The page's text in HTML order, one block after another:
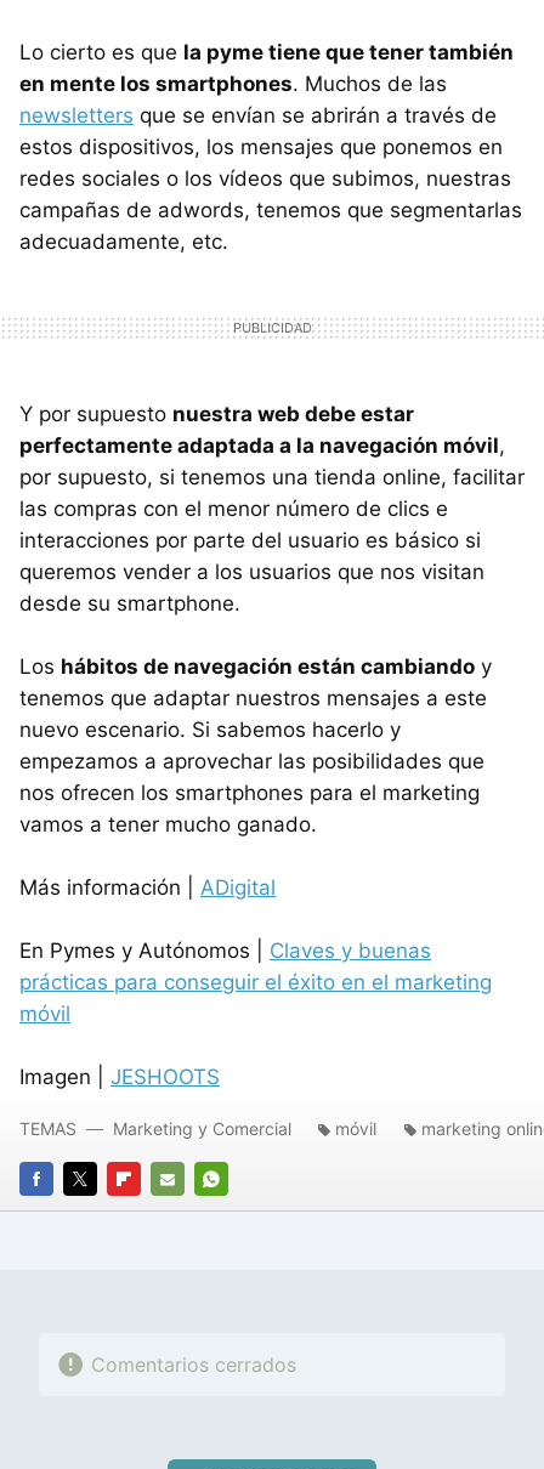
Lo cierto es que la pyme tiene que tener también
en mente los smartphones. Muchos de las
newsletters que se envían se abrirán a través de
estos dispositivos, los mensajes que ponemos en
redes sociales o los vídeos que subimos, nuestras
campañas de adwords, tenemos que segmentarlas
adecuadamente, etc.
Y por supuesto nuestra web debe estar
perfectamente adaptada a la navegación móvil,
por supuesto, si tenemos una tienda online, facilitar
las compras con el menor número de clics e
interacciones por parte del usuario es básico si
queremos vender a los usuarios que nos visitan
desde su smartphone.
Los hábitos de navegación están cambiando y
tenemos que adaptar nuestros mensajes a este
nuevo escenario. Si sabemos hacerlo y
empezamos a aprovechar las posibilidades que
nos ofrecen los smartphones para el marketing
vamos a tener mucho ganado.
Más información | ADigital
En Pymes y Autónomos | Claves y buenas
prácticas para conseguir el éxito en el marketing
móvil
Imagen | JESHOOTS
FACEBOOK
TWITTERFLIPBOARD
E-
WHATSAPP
TEMAS Marketing y Comercial móvil marketing
Comentarios cerrados